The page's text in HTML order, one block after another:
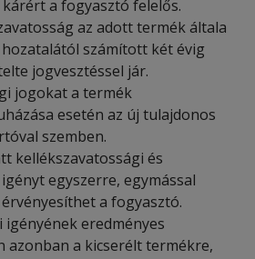
a fogyasztó felelős.
az adott termék általa
számított két évig
jogvesztéssel jár.
jogokat a termék
esetén az új tulajdonos
szemben.
kellékszavatossági és
egyszerre, egymással
a fogyasztó.
eredményes
azonban a kicserélt termékre,